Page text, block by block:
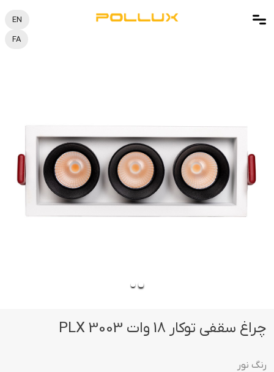
EN
FA
چراغ سقفی توکار 18 وات PLX 3003
رنگ نور